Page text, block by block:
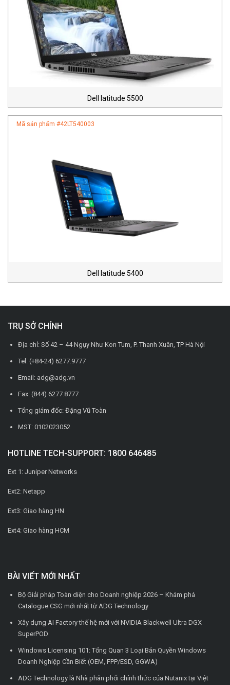
Dell latitude 5500
Mã sản phẩm #42LT540003
Dell latitude 5400
TRỤ SỞ CHÍNH
Địa chỉ: Số 42 – 44 Ngụy Như Kon Tum, P. Thanh Xuân, TP Hà Nội
Tel: (+84-24) 6277.9777
Email: adg@adg.vn
Fax: (844) 6277.8777
Tổng giám đốc: Đặng Vũ Toàn
MST: 0102023052
HOTLINE TECH-SUPPORT: 1800 646485
Ext 1: Juniper Networks
Ext2: Netapp
Ext3: Giao hàng HN
Ext4: Giao hàng HCM
BÀI VIẾT MỚI NHẤT
Bộ Giải pháp Toàn diện cho Doanh nghiệp 2026 – Khám phá
Catalogue CSG mới nhất từ ADG Technology
Xây dựng AI Factory thế hệ mới với NVIDIA Blackwell Ultra DGX
SuperPOD
Windows Licensing 101: Tổng Quan 3 Loại Bản Quyền Windows
Doanh Nghiệp Cần Biết (OEM, FPP/ESD, GGWA)
ADG Technology là Nhà phân phối chính thức của Nutanix tại Việt